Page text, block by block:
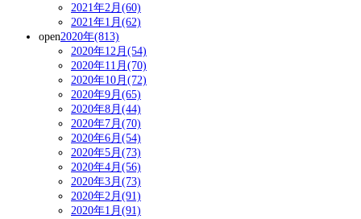
2021年2月(60)
2021年1月(62)
open2020年(813)
2020年12月(54)
2020年11月(70)
2020年10月(72)
2020年9月(65)
2020年8月(44)
2020年7月(70)
2020年6月(54)
2020年5月(73)
2020年4月(56)
2020年3月(73)
2020年2月(91)
2020年1月(91)